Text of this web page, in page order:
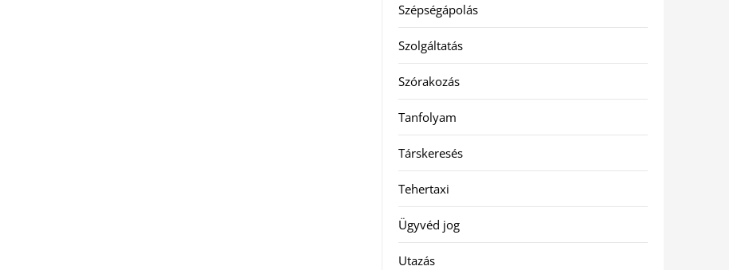
Szépségápolás
Szolgáltatás
Szórakozás
Tanfolyam
Társkeresés
Tehertaxi
Ügyvéd jog
Utazás